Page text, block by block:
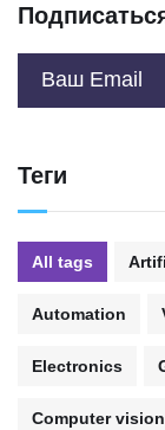
Теги
All tags
Automation
Electronics
Computer vision